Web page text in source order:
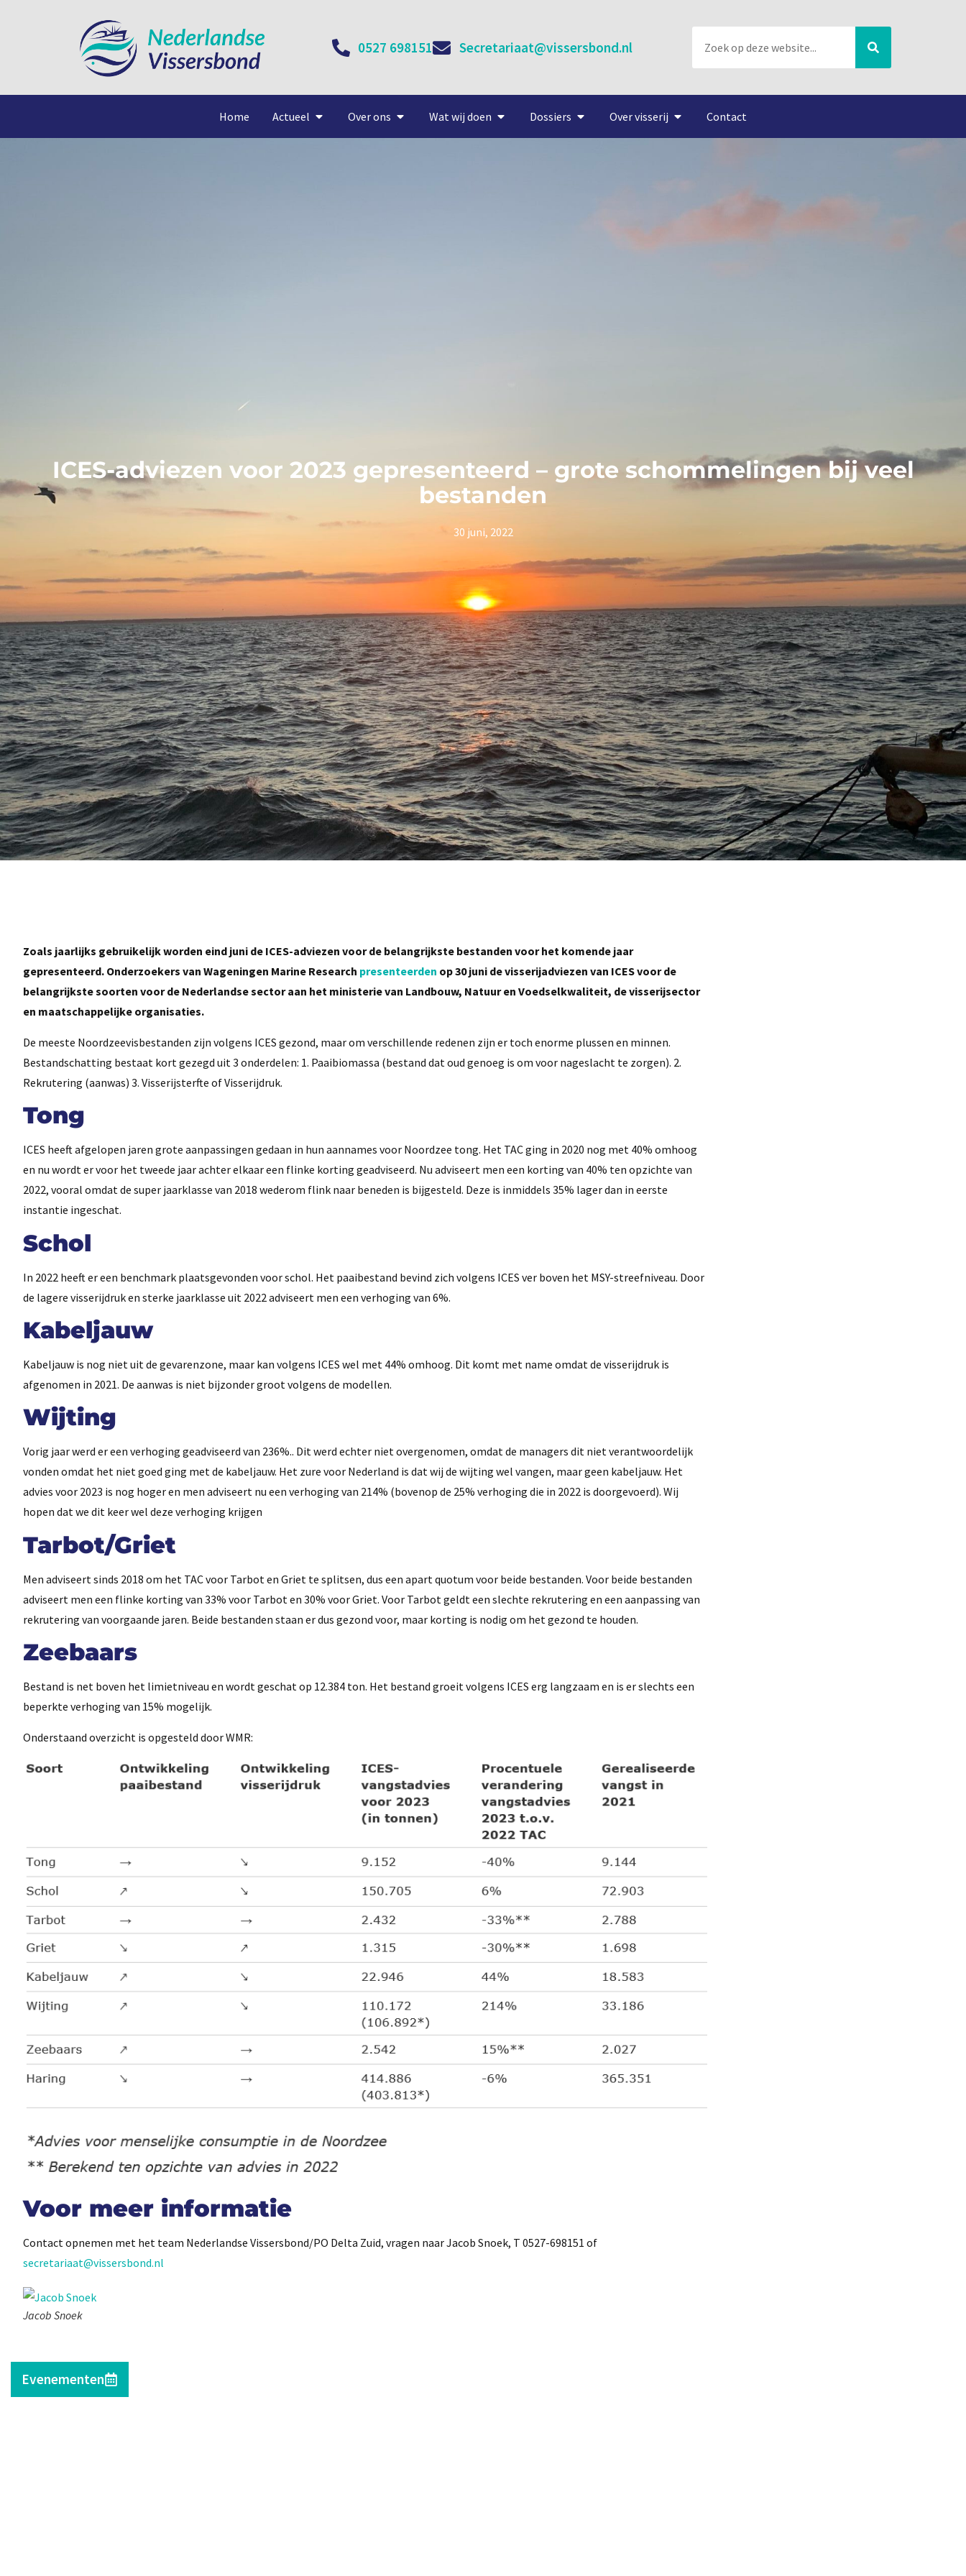
0527 698151 Secretariaat@vissersbond.nl
Home Actueel Over ons Wat wij doen Dossiers Over visserij Contact
ICES-adviezen voor 2023 gepresenteerd – grote schommelingen bij veel
bestanden
30 juni, 2022
Zoals jaarlijks gebruikelijk worden eind juni de ICES-adviezen voor de belangrijkste bestanden voor het komende jaar
gepresenteerd. Onderzoekers van Wageningen Marine Research presenteerden op 30 juni de visserijadviezen van ICES voor de
belangrijkste soorten voor de Nederlandse sector aan het ministerie van Landbouw, Natuur en Voedselkwaliteit, de visserijsector
en maatschappelijke organisaties.
De meeste Noordzeevisbestanden zijn volgens ICES gezond, maar om verschillende redenen zijn er toch enorme plussen en minnen.
Bestandschatting bestaat kort gezegd uit 3 onderdelen: 1. Paaibiomassa (bestand dat oud genoeg is om voor nageslacht te zorgen). 2.
Rekrutering (aanwas) 3. Visserijsterfte of Visserijdruk.
Tong
ICES heeft afgelopen jaren grote aanpassingen gedaan in hun aannames voor Noordzee tong. Het TAC ging in 2020 nog met 40% omhoog
en nu wordt er voor het tweede jaar achter elkaar een flinke korting geadviseerd. Nu adviseert men een korting van 40% ten opzichte van
2022, vooral omdat de super jaarklasse van 2018 wederom flink naar beneden is bijgesteld. Deze is inmiddels 35% lager dan in eerste
instantie ingeschat.
Schol
In 2022 heeft er een benchmark plaatsgevonden voor schol. Het paaibestand bevind zich volgens ICES ver boven het MSY-streefniveau. Door
de lagere visserijdruk en sterke jaarklasse uit 2022 adviseert men een verhoging van 6%.
Kabeljauw
Kabeljauw is nog niet uit de gevarenzone, maar kan volgens ICES wel met 44% omhoog. Dit komt met name omdat de visserijdruk is
afgenomen in 2021. De aanwas is niet bijzonder groot volgens de modellen.
Wijting
Vorig jaar werd er een verhoging geadviseerd van 236%.. Dit werd echter niet overgenomen, omdat de managers dit niet verantwoordelijk
vonden omdat het niet goed ging met de kabeljauw. Het zure voor Nederland is dat wij de wijting wel vangen, maar geen kabeljauw. Het
advies voor 2023 is nog hoger en men adviseert nu een verhoging van 214% (bovenop de 25% verhoging die in 2022 is doorgevoerd). Wij
hopen dat we dit keer wel deze verhoging krijgen
Tarbot/Griet
Men adviseert sinds 2018 om het TAC voor Tarbot en Griet te splitsen, dus een apart quotum voor beide bestanden. Voor beide bestanden
adviseert men een flinke korting van 33% voor Tarbot en 30% voor Griet. Voor Tarbot geldt een slechte rekrutering en een aanpassing van
rekrutering van voorgaande jaren. Beide bestanden staan er dus gezond voor, maar korting is nodig om het gezond te houden.
Zeebaars
Bestand is net boven het limietniveau en wordt geschat op 12.384 ton. Het bestand groeit volgens ICES erg langzaam en is er slechts een
beperkte verhoging van 15% mogelijk.
Onderstaand overzicht is opgesteld door WMR:
Voor meer informatie
Contact opnemen met het team Nederlandse Vissersbond/PO Delta Zuid, vragen naar Jacob Snoek, T 0527-698151 of
secretariaat@vissersbond.nl
Jacob Snoek
Evenementen